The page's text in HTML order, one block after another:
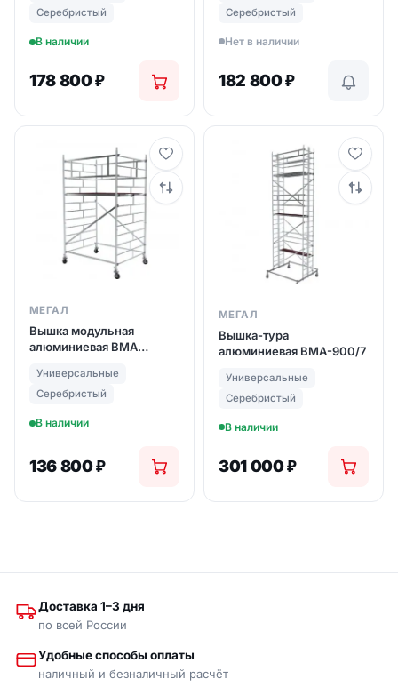
Серебристый
В наличии
178 800₽
Серебристый
Нет в наличии
182 800₽
МЕГАЛ
Вышка модульная
алюминиевая ВМА
Универсальные
Серебристый
В наличии
136 800₽
МЕГАЛ
Вышка-тура
алюминиевая ВМА-900/7
Универсальные
Серебристый
В наличии
301 000₽
Доставка 1–3 дня
по всей России
Удобные способы оплаты
наличный и безналичный расчёт